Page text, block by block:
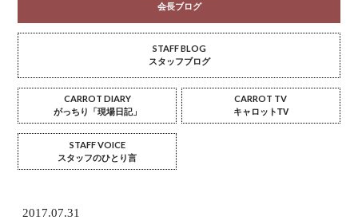
会長ブログ
STAFF BLOG
スタッフブログ
CARROT DIARY
がっちり「現場日記」
CARROT TV
キャロットTV
STAFF VOICE
スタッフのひとり言
2017.07.31